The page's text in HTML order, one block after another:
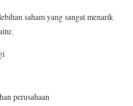
saham yang sangat menarik
perusahaan